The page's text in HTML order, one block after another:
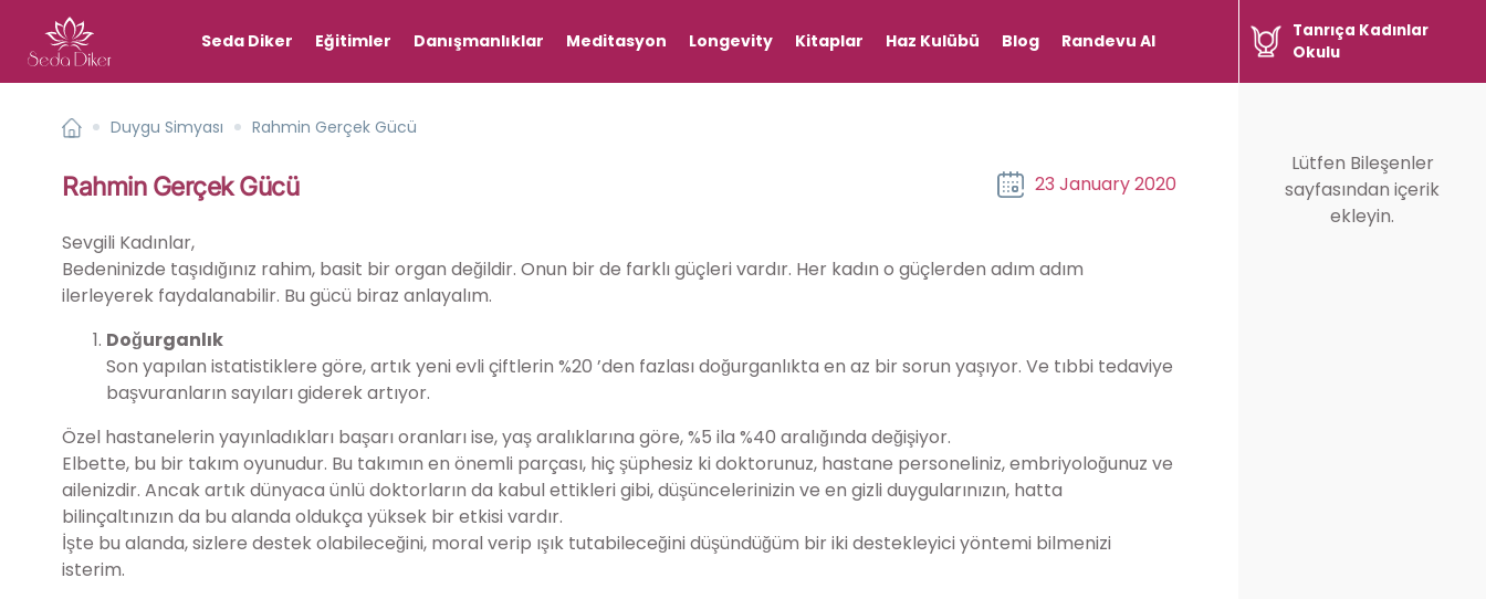
Seda Diker Eğitimler Danışmanlıklar Meditasyon Longevity Kitaplar Haz Kulübü Blog Randevu Al
Tanrıça Kadınlar
Okulu
Duygu Simyası Rahmin Gerçek Gücü
Rahmin Gerçek Gücü 23 January 2020
Sevgili Kadınlar,
Bedeninizde taşıdığınız rahim, basit bir organ değildir. Onun bir de farklı güçleri vardır. Her kadın o güçlerden adım adım
ilerleyerek faydalanabilir. Bu gücü biraz anlayalım.
Doğurganlık
Son yapılan istatistiklere göre, artık yeni evli çiftlerin %20 ’den fazlası doğurganlıkta en az bir sorun yaşıyor. Ve tıbbi tedaviye
başvuranların sayıları giderek artıyor.
Özel hastanelerin yayınladıkları başarı oranları ise, yaş aralıklarına göre, %5 ila %40 aralığında değişiyor.
Elbette, bu bir takım oyunudur. Bu takımın en önemli parçası, hiç şüphesiz ki doktorunuz, hastane personeliniz, embriyoloğunuz ve
ailenizdir. Ancak artık dünyaca ünlü doktorların da kabul ettikleri gibi, düşüncelerinizin ve en gizli duygularınızın, hatta
bilinçaltınızın da bu alanda oldukça yüksek bir etkisi vardır.
İşte bu alanda, sizlere destek olabileceğini, moral verip ışık tutabileceğini düşündüğüm bir iki destekleyici yöntemi bilmenizi
isterim.
Lütfen Bileşenler
sayfasından içerik
ekleyin.